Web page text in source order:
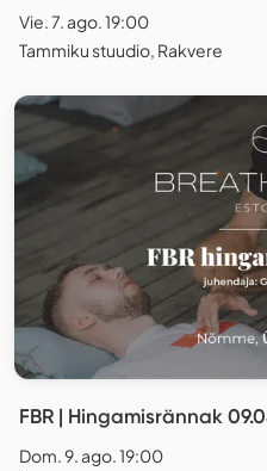
Vie. 7. ago. 19:00
Tammiku stuudio, Rakvere
FBR | Hingamisrännak
Dom. 9. ago. 19:00